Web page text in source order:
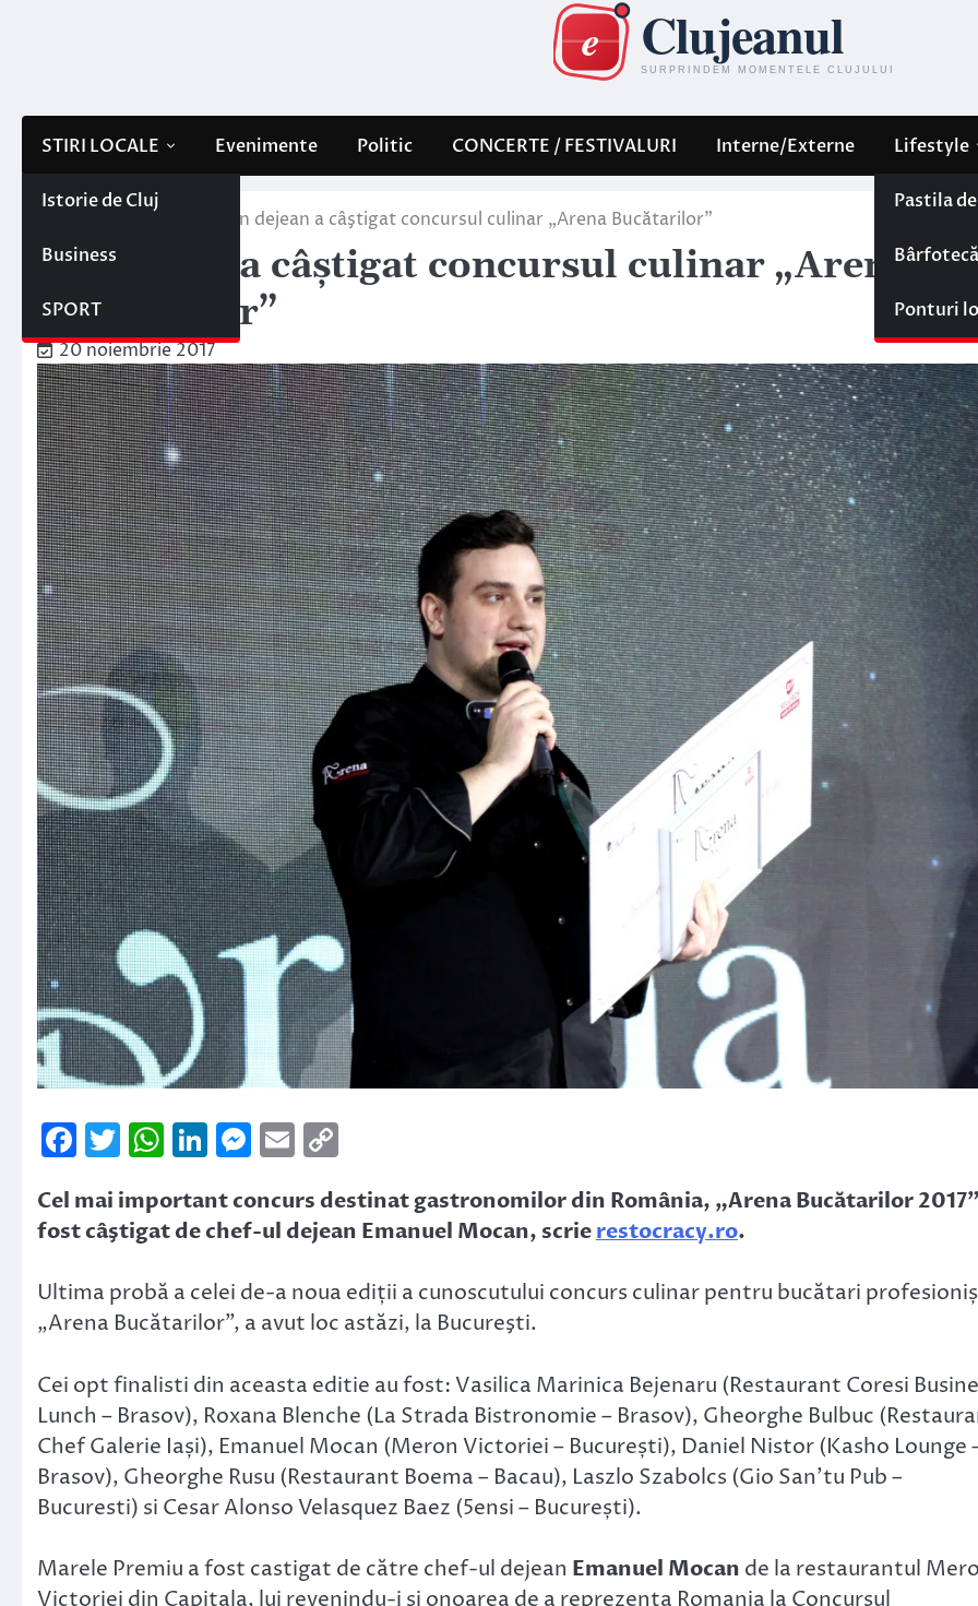
STIRI LOCALE
Istorie de Cluj
Business
SPORT
Evenimente Politic CONCERTE / FESTIVALURI Interne/Externe Lifestyle
Pastila
Bârfotecă
Ponturi
Stiri locale Un dejean a câştigat concursul culinar „Arena Bucătarilor”
Un dejean a câştigat concursul culinar „Arena
Bucătarilor”
20 noiembrie 2017
Facebook
Twitter
WhatsApp
LinkedIn
Messenger
Email
Cel mai important concurs destinat gastronomilor din România, „Arena Bucătarilor
fost câştigat de chef-ul dejean Emanuel Mocan, scrierestocracy.ro.
Ultima probă a celei de-a noua ediții a cunoscutului concurs culinar pentru bucătari
„Arena Bucătarilor”, a avut loc astăzi, la Bucureşti.
Cei opt finalisti din aceasta editie au fost: Vasilica Marinica Bejenaru (Restaurant Coresi
Lunch – Brasov), Roxana Blenche (La Strada Bistronomie – Brasov), Gheorghe Bulbuc
Chef Galerie Iași), Emanuel Mocan (Meron Victoriei – București), Daniel Nistor (Kasho Lounge
Brasov), Gheorghe Rusu (Restaurant Boema – Bacau), Laszlo Szabolcs (Gio San’tu Pub –
Bucuresti) si Cesar Alonso Velasquez Baez (5ensi – București).
Marele Premiu a fost castigat de către chef-ul dejean Emanuel Mocan de la restaurantul
Victoriei din Capitala, lui revenindu-i si onoarea de a reprezenta Romania la Concursul